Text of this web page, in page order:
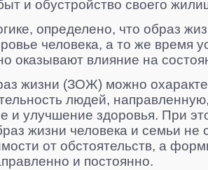
и обустройство своего
определено, что образ
человека, а то же время
оказывают влияние на
жизни (ЗОЖ) можно
людей,
и улучшение здоровья. При
жизни человека и семьи не
от обстоятельств, а
и постоянно.